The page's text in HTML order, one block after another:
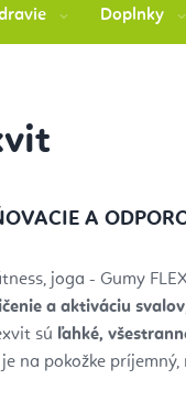
Doplnky
A
joga - Gumy
a aktiváciu svalov
sú ľahké,
na pokožke